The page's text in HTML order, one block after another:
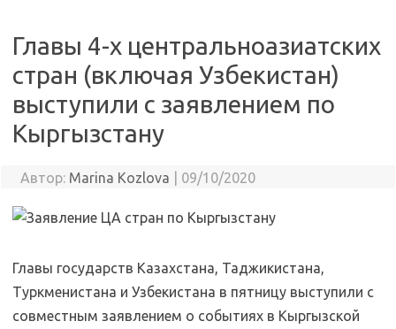
Главы 4-х центральноазиатских
стран (включая Узбекистан)
выступили с заявлением по
Кыргызстану
Автор: Marina Kozlova 09/10/2020
Главы государств Казахстана, Таджикистана,
Туркменистана и Узбекистана в пятницу выступили с
совместным заявлением о событиях в Кыргызской